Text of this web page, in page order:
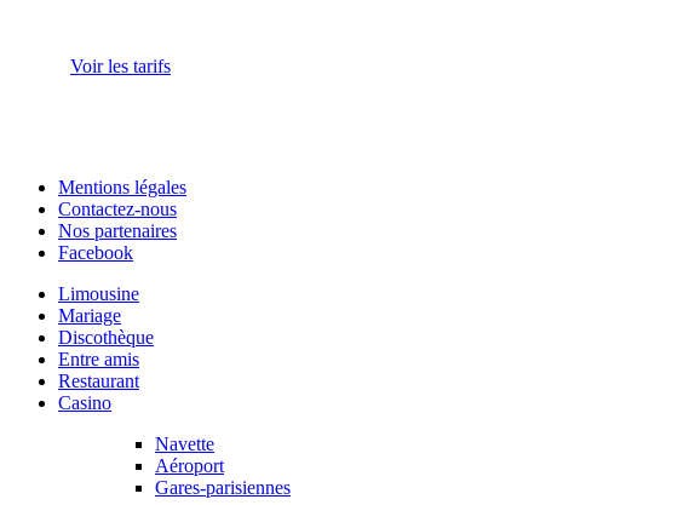
Voir les tarifs
Mentions légales
Contactez-nous
Nos partenaires
Facebook
Limousine
Mariage
Discothèque
Entre amis
Restaurant
Casino
Navette
Aéroport
Gares-parisiennes